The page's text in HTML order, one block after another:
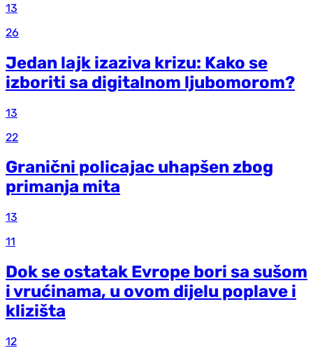
13
26
Jedan lajk izaziva krizu: Kako se
izboriti sa digitalnom ljubomorom?
13
22
Granični policajac uhapšen zbog
primanja mita
13
11
Dok se ostatak Evrope bori sa sušom
i vrućinama, u ovom dijelu poplave i
klizišta
12